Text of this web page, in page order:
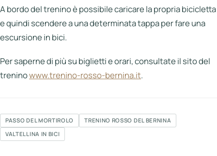
A bordo del trenino è possibile caricare la propria bicicletta
e quindi scendere a una determinata tappa per fare una
escursione in bici.
Per saperne di più su biglietti e orari, consultate il sito del
treninowww.trenino-rosso-bernina.it.
PASSO DEL MORTIROLO
TRENINO ROSSO DEL BERNINA
VALTELLINA IN BICI